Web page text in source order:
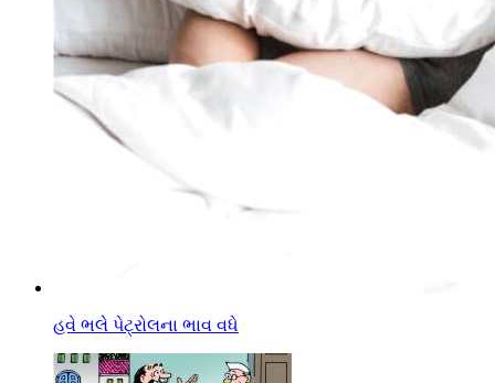
હવે ભલે પેટ્રોલના ભાવ વધે